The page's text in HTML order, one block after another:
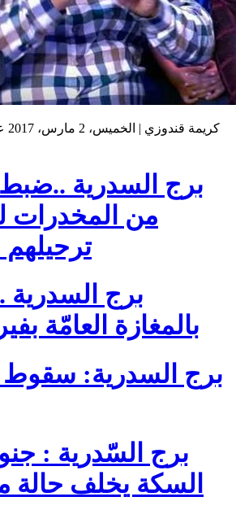
برج السدرية ..ضبط
من المخدرات
برج السدرية
بالمغازة العامّة
برج السدرية:
برج السّدرية :
السكة يخلف حالة